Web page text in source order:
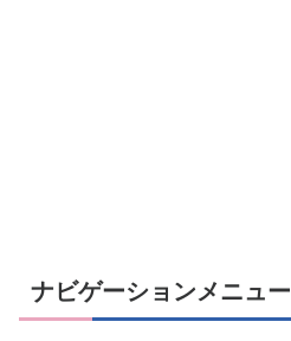
ナビゲーションメニュー